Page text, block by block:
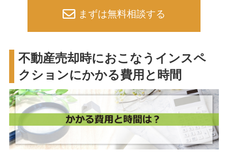
まずは無料相談する
不動産売却時におこなうインスペ
クションにかかる費用と時間